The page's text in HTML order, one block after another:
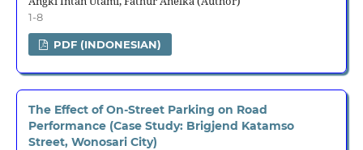
1-8
PDF (INDONESIAN)
The Effect of On-Street Parking on Road
Performance (Case Study: Brigjend Katamso
Street, Wonosari City)